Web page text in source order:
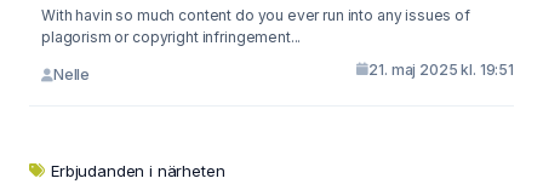
With havin so much content do you ever run into any issues of
plagorism or copyright infringement...
Nelle 21. maj 2025 kl. 19:51
Erbjudanden i närheten